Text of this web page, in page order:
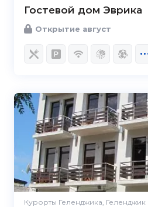
Гостевой дом Эврика
Открытие август
Курорты Геленджика, Геленджик